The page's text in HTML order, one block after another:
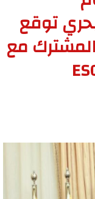
توقع
مع